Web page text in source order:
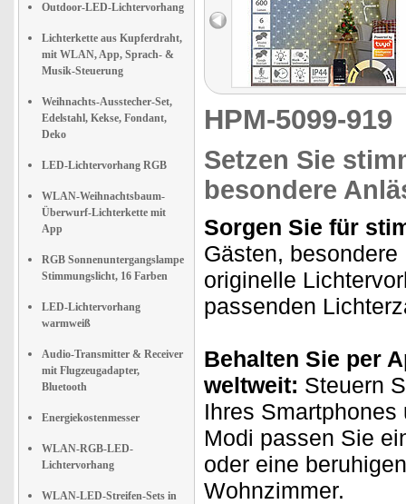
Outdoor-LED-Lichtervorhang
Lichterkette aus Kupferdraht,
mit WLAN, App, Sprach- &
Musik-Steuerung
Weihnachts-Ausstecher-Set,
Edelstahl, Kekse, Fondant,
Deko
LED-Lichtervorhang RGB
WLAN-Weihnachtsbaum-
Überwurf-Lichterkette mit
App
RGB Sonnenuntergangslampe
Stimmungslicht, 16 Farben
LED-Lichtervorhang
warmweiß
Audio-Transmitter & Receiver
mit Flugzeugadapter,
Bluetooth
Energiekostenmesser
WLAN-RGB-LED-
Lichtervorhang
WLAN-LED-Streifen-Sets in
HPM-5099-
Setzen Sie
besondere
Sorgen Sie für
Gästen,
originelle
passenden
Behalten Sie per
weltweit: Steuern
Ihres
Modi passen Sie
oder eine
Wohnzimmer.